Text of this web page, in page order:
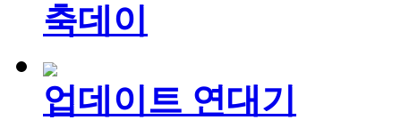
축데이
업데이트 연대기